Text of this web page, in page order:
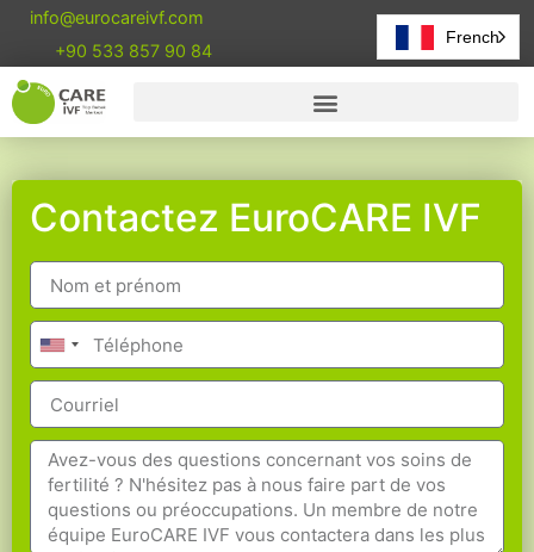
info@eurocareivf.com
+90 533 857 90 84
Contactez EuroCARE IVF
French